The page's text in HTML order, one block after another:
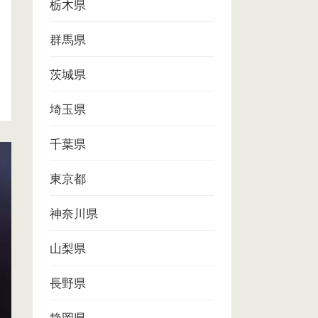
栃木県
群馬県
茨城県
埼玉県
千葉県
東京都
神奈川県
山梨県
長野県